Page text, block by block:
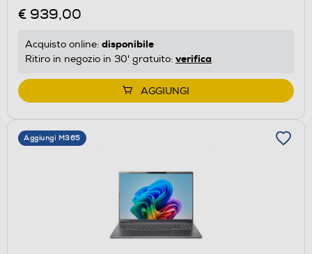
€ 939,00
Acquisto online: disponibile
Ritiro in negozio in 30' gratuito: verifica
AGGIUNGI
Aggiungi M365